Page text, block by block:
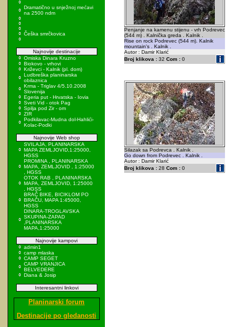
Dramatično u snježnoj mećavi
na 2500 ndm
Češka smrčkovica
Najnovije destinacije
Omiska Dinara Kruzno
Biokovo - vrhovi
Križevci - Kalnik (pl. dom)
Ludbreška planinarska
obilaznica
Krma - Triglav 4/5.10.2008
Slovenija
Egeria put - Hrvatska - Iovia
Sveti Vid - otok Pag
Spilja pod Zir - om
ZIR
Podkilavac-Mudna dol-Hahlići-
Kolac-Podki
Najnovije Web shop
SVILAJA, PLANINARSKA
MAPA ZEMLJOVID,1:25000,
HGSS
PROMINA , PLANINARSKA
MAPA, ZEMLJOVID , 1:25000
, HGSS
OTOK RAB , PLANINARSKA
MAPA, ZEMLJOVID, 1:25000
, HGSS
BRAČ BIKE, BICIKLOM PO
BRAČU, MAPA 1:45000,
HGSS
DINARA-TROGLAVSKA
SKUPINA-ZAPAD
,PLANINARSKA
MAPA,1:25000
Najnovije kampovi
admin1
camp mlaska
CAMP SEGET
CAMP VRANJICA
BELVEDERE
Diana & Josip
Interesantni linkovi
Planinarski forum
Destinacije po gledanosti
Penjanje na kamenu stijenu - vrh Podrevec
(544 m) . Kalnička greda . Kalnik .
Rise on rock Podrevec (544 m). Kalnik
mountain's . Kalnik .
Autor : Damir Klarić
Broj klikova :32 Com :0
Silazak sa Podrevca . Kalnik .
Go down from Podrevec . Kalnik .
Autor : Damir Klarić
Broj klikova :28 Com :0